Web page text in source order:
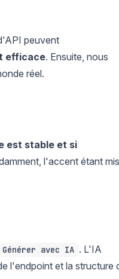
peuvent
efficace. Ensuite, nous
réel.
est stable et si
l'accent étant
Générer avec IA . L'IA
l'endpoint et la structure